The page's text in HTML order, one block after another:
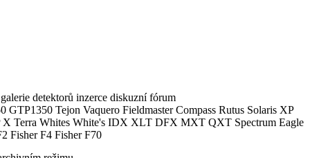
detektorů inzerce diskuzní fórum
Tejon Vaquero Fieldmaster Compass Rutus Solaris XP
Terra Whites White's IDX XLT DFX MXT QXT Spectrum Eagle
Fisher F4 Fisher F70